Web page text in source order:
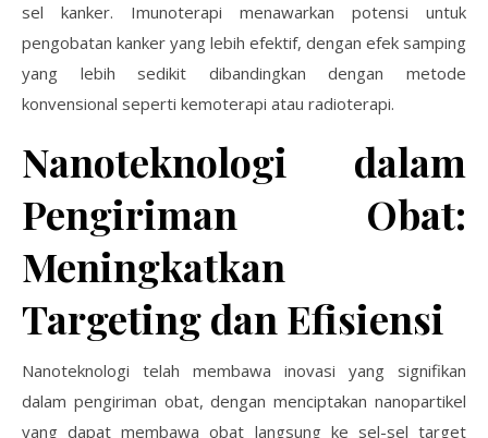
sel kanker. Imunoterapi menawarkan potensi untuk
pengobatan kanker yang lebih efektif, dengan efek samping
yang lebih sedikit dibandingkan dengan metode
konvensional seperti kemoterapi atau radioterapi.
Nanoteknologi dalam
Pengiriman Obat:
Meningkatkan
Targeting dan Efisiensi
Nanoteknologi telah membawa inovasi yang signifikan
dalam pengiriman obat, dengan menciptakan nanopartikel
yang dapat membawa obat langsung ke sel-sel target